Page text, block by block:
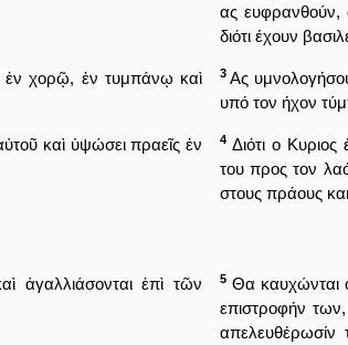
ας ευφρανθούν,
διότι έχουν
ἐν χορῷ, ἐν τυμπάνῳ καὶ
3 Ας
υπό τον ήχον
καὶ ὑψώσει πραεῖς ἐν
4 Διότι ο Κυριος
του προς τον
στους πράους
ἀγαλλιάσονται ἐπὶ τῶν
5 Θα καυχώνται
επιστροφήν
απελευθέρωσίν